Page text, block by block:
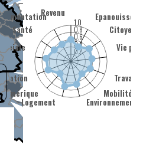
0,2
0,4
0,6
0,8
1,0
Revenu
Alimentation
Santé
Numérique
Logement Environnement
Mobilité
Travail
Vie